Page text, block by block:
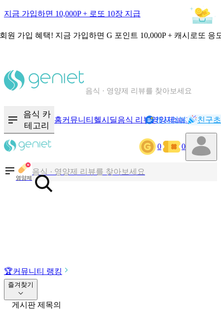
지금 가입하면 10,000P + 로또 10장 지급
원 가입 혜택! 지금 가입하면 G 포인트 10,000P + 캐시로또 응
음식 카
테고리
홈커뮤니티 헬시딜음식 리뷰영양제NEW기록
캐시리뷰 친구
0 0
영양제
칼로리와 영양성분을 검색해보세요
음식 · 영양제 리뷰를 찾아보세요
🏆커뮤니티 랭킹
즐겨찾기
게시판 제목의